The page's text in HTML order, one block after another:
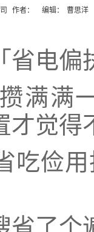
作者： 编辑： 曹思洋
电偏
满一
才觉
俭用